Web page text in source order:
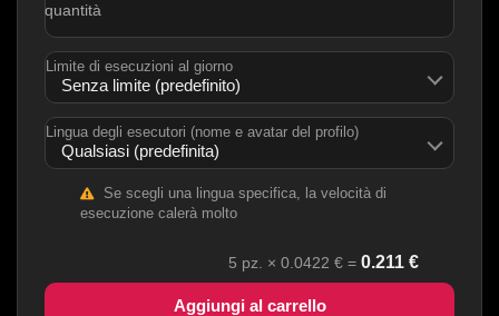
quantità
Limite di esecuzioni al giorno
Lingua degli esecutori (nome e avatar del profilo)
Se scegli una lingua specifica, la velocità di
esecuzione calerà molto
5 pz. × 0.0422 € = 0.211 €
Aggiungi al carrello